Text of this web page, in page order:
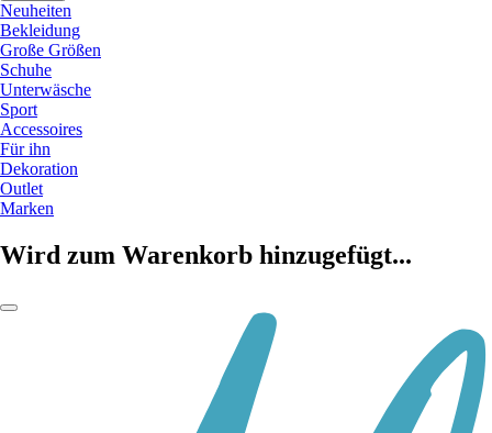
Neuheiten
Bekleidung
Große Größen
Schuhe
Unterwäsche
Sport
Accessoires
Für ihn
Dekoration
Outlet
Marken
Wird zum Warenkorb hinzugefügt...